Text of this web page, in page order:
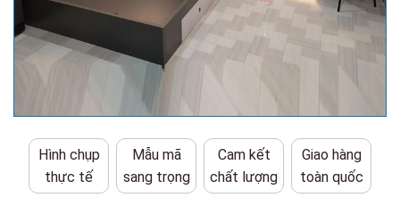
Hình chụp
thực tế
Mẫu mã
sang trọng
Cam kết
chất lượng
Giao hàng
toàn quốc